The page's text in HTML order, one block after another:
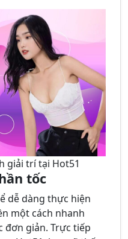
giải trí tại Hot51
tốc
dễ dàng thực hiện
một cách nhanh
đơn giản. Trực tiếp